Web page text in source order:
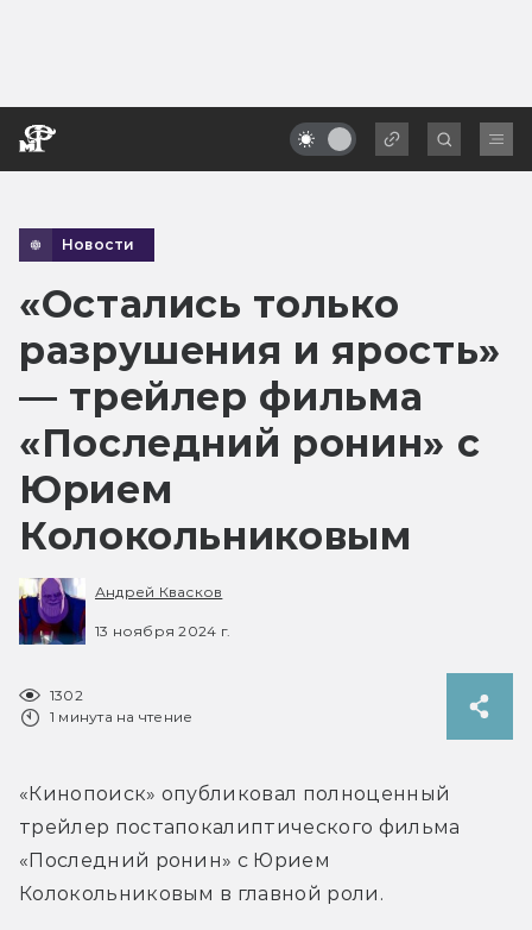
Новости
«Остались только
разрушения и ярость»
— трейлер фильма
«Последний ронин» с
Юрием
Колокольниковым
Андрей Квасков
13 ноября 2024 г.
1302
1 минута на чтение
«Кинопоиск» опубликовал полноценный
трейлер постапокалиптического фильма
«Последний ронин» с Юрием
Колокольниковым в главной роли.